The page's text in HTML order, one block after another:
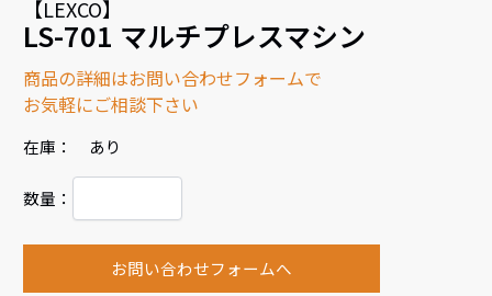
【LEXCO】
LS-701 マルチプレスマシン
商品の詳細はお問い合わせフォームで
お気軽にご相談下さい
在庫： あり
数量：
お問い合わせフォームへ